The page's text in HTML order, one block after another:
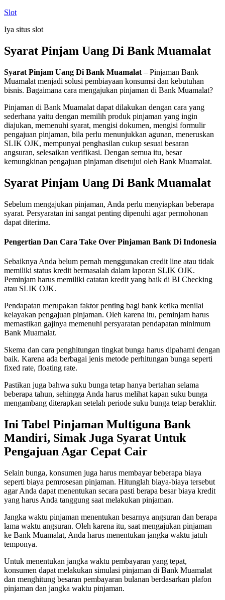
Skip
content
Slot
Iya situs slot
Syarat Pinjam Uang Di Bank Muamalat
Syarat Pinjam Uang Di Bank Muamalat – Pinjaman Bank
Muamalat menjadi solusi pembiayaan konsumsi dan kebutuhan
bisnis. Bagaimana cara mengajukan pinjaman di Bank Muamalat?
Pinjaman di Bank Muamalat dapat dilakukan dengan cara yang
sederhana yaitu dengan memilih produk pinjaman yang ingin
diajukan, memenuhi syarat, mengisi dokumen, mengisi formulir
pengajuan pinjaman, bila perlu menunjukkan agunan, meneruskan
SLIK OJK, mempunyai penghasilan cukup sesuai besaran
angsuran, selesaikan verifikasi. Dengan semua itu, besar
kemungkinan pengajuan pinjaman disetujui oleh Bank Muamalat.
Syarat Pinjam Uang Di Bank Muamalat
Sebelum mengajukan pinjaman, Anda perlu menyiapkan beberapa
syarat. Persyaratan ini sangat penting dipenuhi agar permohonan
dapat diterima.
Pengertian Dan Cara Take Over Pinjaman Bank Di Indonesia
Sebaiknya Anda belum pernah menggunakan credit line atau tidak
memiliki status kredit bermasalah dalam laporan SLIK OJK.
Peminjam harus memiliki catatan kredit yang baik di BI Checking
atau SLIK OJK.
Pendapatan merupakan faktor penting bagi bank ketika menilai
kelayakan pengajuan pinjaman. Oleh karena itu, peminjam harus
memastikan gajinya memenuhi persyaratan pendapatan minimum
Bank Muamalat.
Skema dan cara penghitungan tingkat bunga harus dipahami dengan
baik. Karena ada berbagai jenis metode perhitungan bunga seperti
fixed rate, floating rate.
Pastikan juga bahwa suku bunga tetap hanya bertahan selama
beberapa tahun, sehingga Anda harus melihat kapan suku bunga
mengambang diterapkan setelah periode suku bunga tetap berakhir.
Ini Tabel Pinjaman Multiguna Bank
Mandiri, Simak Juga Syarat Untuk
Pengajuan Agar Cepat Cair
Selain bunga, konsumen juga harus membayar beberapa biaya
seperti biaya pemrosesan pinjaman. Hitunglah biaya-biaya tersebut
agar Anda dapat menentukan secara pasti berapa besar biaya kredit
yang harus Anda tanggung saat melakukan pinjaman.
Jangka waktu pinjaman menentukan besarnya angsuran dan berapa
lama waktu angsuran. Oleh karena itu, saat mengajukan pinjaman
ke Bank Muamalat, Anda harus menentukan jangka waktu jatuh
temponya.
Untuk menentukan jangka waktu pembayaran yang tepat,
konsumen dapat melakukan simulasi pinjaman di Bank Muamalat
dan menghitung besaran pembayaran bulanan berdasarkan plafon
pinjaman dan jangka waktu pinjaman.